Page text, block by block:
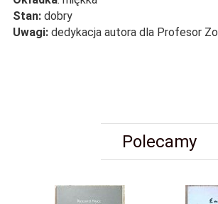
Stan: dobry
Uwagi: dedykacja autora dla Profesor
Polecamy